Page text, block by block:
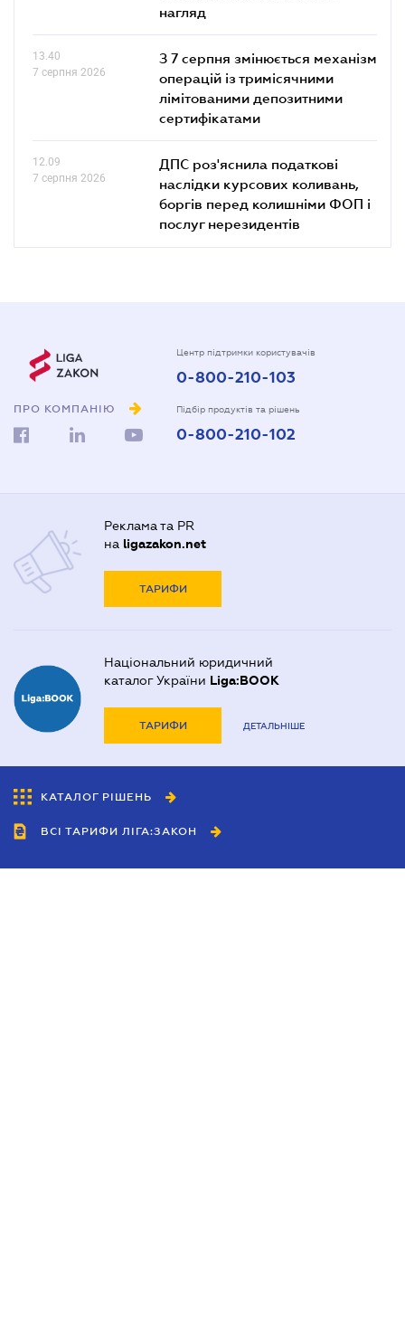
нагляд
13.40
7 серпня 2026
З 7 серпня змінюється механізм
операцій із тримісячними
лімітованими депозитними
сертифікатами
12.09
7 серпня 2026
ДПС роз'яснила податкові
наслідки курсових коливань,
боргів перед колишніми ФОП і
послуг нерезидентів
ПРО КОМПАНІЮ
Центр підтримки користувачів
0-800-210-103
Підбір продуктів та рішень
0-800-210-102
Реклама та PR
на ligazakon.net
ТАРИФИ
Національний юридичний
каталог України Liga:BOOK
ТАРИФИ ДЕТАЛЬНІШЕ
КАТАЛОГ РІШЕНЬ
ВСІ ТАРИФИ ЛІГА:ЗАКОН